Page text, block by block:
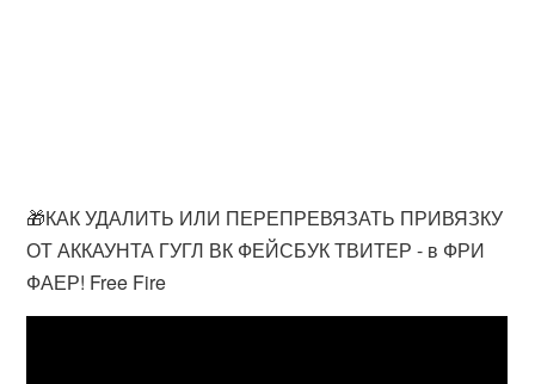
🎁КАК УДАЛИТЬ ИЛИ ПЕРЕПРЕВЯЗАТЬ ПРИВЯЗКУ
ОТ АККАУНТА ГУГЛ ВК ФЕЙСБУК ТВИТЕР - в ФРИ
ФАЕР! Free Fire